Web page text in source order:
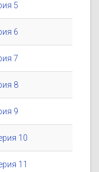
5
6
7
8
9
10
11